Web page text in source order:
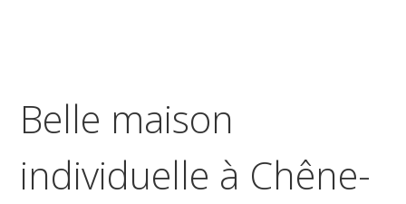
Belle maison
individuelle à Chêne-